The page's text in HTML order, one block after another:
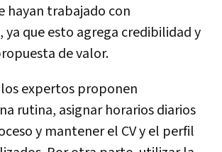
hayan trabajado con
ya que esto agrega credibilidad y
de valor.
expertos proponen
rutina, asignar horarios diarios
y mantener el CV y el perfil